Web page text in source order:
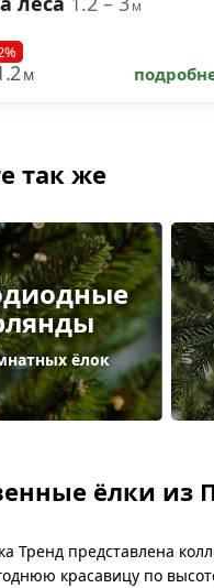
м
м
так же
ёлок
ёлки из
Тренд представлена
красавицу по